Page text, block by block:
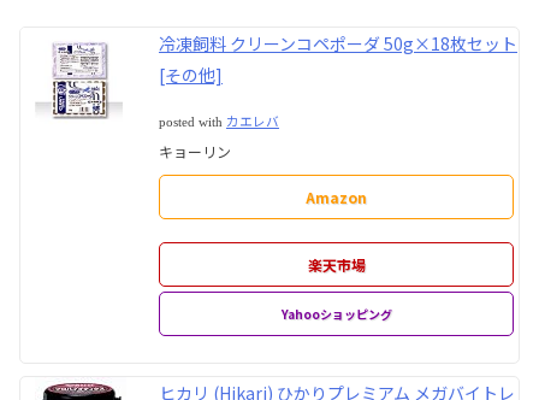
冷凍飼料 クリーンコペポーダ 50g×18枚セット
[その他]
posted with カエレバ
キョーリン
Amazon
楽天市場
Yahooショッピング
ヒカリ (Hikari) ひかりプレミアム メガバイトレ